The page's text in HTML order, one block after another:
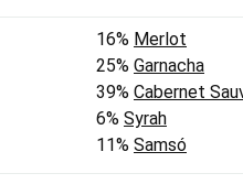
16% Merlot
25% Garnacha
39% Cabernet
6% Syrah
11% Samsó